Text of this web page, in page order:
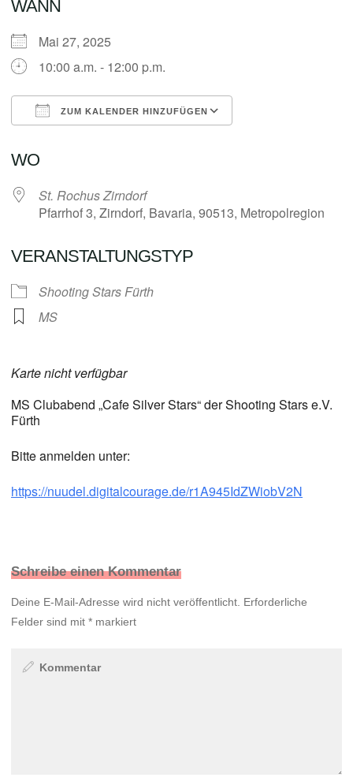
WANN
Mai 27, 2025
10:00 a.m. - 12:00 p.m.
ZUM KALENDER HINZUFÜGEN
WO
St. Rochus Zirndorf
Pfarrhof 3, Zirndorf, Bavaria, 90513, Metropolregion
VERANSTALTUNGSTYP
Shooting Stars Fürth
MS
Karte nicht verfügbar
MS Clubabend „Cafe Silver Stars“ der Shooting Stars e.V.
Fürth
Bitte anmelden unter:
https://nuudel.digitalcourage.de/r1A945IdZWiobV2N
Schreibe einen Kommentar
Deine E-Mail-Adresse wird nicht veröffentlicht. Erforderliche
Felder sind mit* markiert